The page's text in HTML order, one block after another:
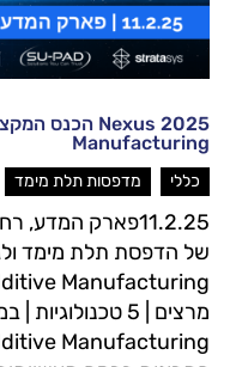
Manufacturing
כללי מדפסות תלת מימד
11.2.25פארק
של הדפסת תלת מימד
מרצים | 5